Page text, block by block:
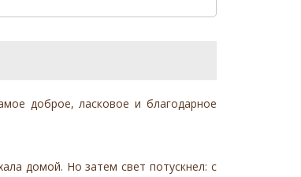
доброе, ласковое и благодарное
домой. Но затем свет потускнел: с